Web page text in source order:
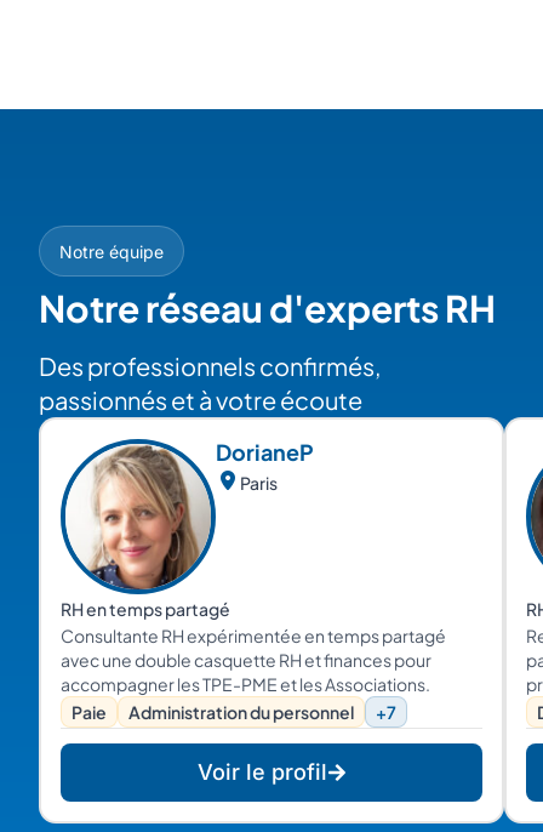
Notre équipe
Notre réseau d'experts RH
Des professionnels confirmés,
passionnés et à votre écoute
DorianeP
Paris
RH en temps partagé
Consultante RH expérimentée en temps partagé
avec une double casquette RH et finances pour
accompagner les TPE-PME et les Associations.
Paie
Administration du personnel +7
Voir le profil